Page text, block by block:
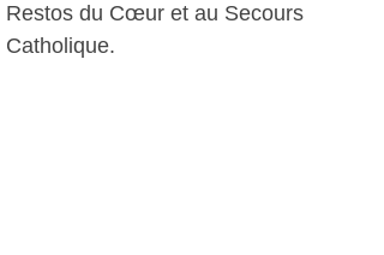
Restos du Cœur et au Secours
Catholique.